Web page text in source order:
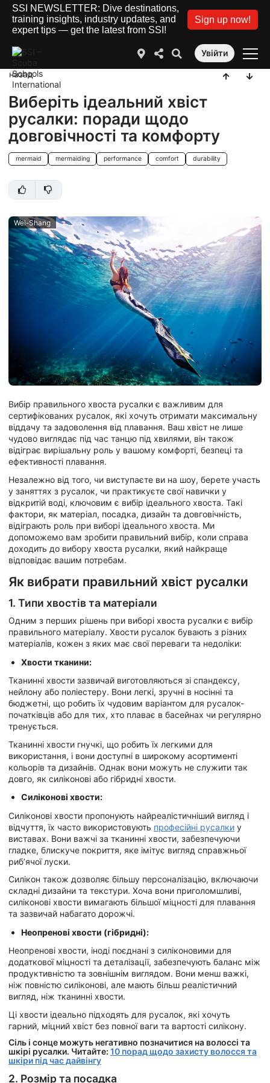
SSI NEWSLETTER: Dive destinations,
training insights, industry updates, and
expert tips — get the latest from SSI!
Sign up now!
Увійти
назад
Виберіть ідеальний хвіст
русалки: поради щодо
довговічності та комфорту
mermaid mermaiding performance comfort durability
Wei-Shang
Вибір правильного хвоста русалки є важливим для
сертифікованих русалок, які хочуть отримати максимальну
віддачу та задоволення від плавання. Ваш хвіст не лише
чудово виглядає під час танцю під хвилями, він також
відіграє вирішальну роль у вашому комфорті, безпеці та
ефективності плавання.
Незалежно від того, чи виступаєте ви на шоу, берете участь
у заняттях з русалок, чи практикуєте свої навички у
відкритій воді, ключовим є вибір ідеального хвоста. Такі
фактори, як матеріал, посадка, дизайн та довговічність,
відіграють роль при виборі ідеального хвоста. Ми
допоможемо вам зробити правильний вибір, коли справа
доходить до вибору хвоста русалки, який найкраще
відповідає вашим потребам.
Як вибрати правильний хвіст русалки
1. Типи хвостів та матеріали
Одним з перших рішень при виборі хвоста русалки є вибір
правильного матеріалу. Хвости русалок бувають з різних
матеріалів, кожен з яких має свої переваги та недоліки:
Хвости тканини:
Тканинні хвости зазвичай виготовляються зі спандексу,
нейлону або поліестеру. Вони легкі, зручні в носінні та
бюджетні, що робить їх чудовим варіантом для русалок-
початківців або для тих, хто плаває в басейнах чи регулярно
тренується.
Тканинні хвости гнучкі, що робить їх легкими для
використання, і вони доступні в широкому асортименті
кольорів та дизайнів. Однак вони можуть не служити так
довго, як силіконові або гібридні хвости.
Силіконові хвости:
Силіконові хвости пропонують найреалістичніший вигляд і
відчуття, їх часто використовують професійні русалки у
виставах. Вони важчі за тканинні хвости, забезпечуючи
гладке, блискуче покриття, яке імітує вигляд справжньої
риб’ячої луски.
Силікон також дозволяє більшу персоналізацію, включаючи
складні дизайни та текстури. Хоча вони приголомшливі,
силіконові хвости вимагають більшої міцності для плавання
та зазвичай набагато дорожчі.
Неопренові хвости (гібридні):
Неопренові хвости, іноді поєднані з силіконовими для
додаткової міцності та деталізації, забезпечують баланс між
продуктивністю та зовнішнім виглядом. Вони менш важкі,
ніж повністю силіконові, але мають більш реалістичний
вигляд, ніж тканинні хвости.
Ці хвости ідеально підходять для русалок, які хочуть
гарний, міцний хвіст без повної ваги та вартості силікону.
Сіль і сонце можуть негативно позначитися на волоссі та
шкірі русалки. Читайте: 10 порад щодо захисту волосся та
шкіри під час дайвінгу
2. Розмір та посадка